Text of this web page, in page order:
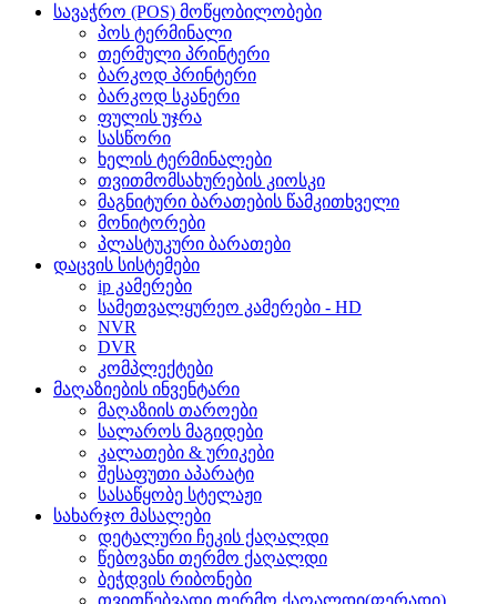
სავაჭრო (POS) მოწყობილობები
პოს ტერმინალი
თერმული პრინტერი
ბარკოდ პრინტერი
ბარკოდ სკანერი
ფულის უჯრა
სასწორი
ხელის ტერმინალები
თვითმომსახურების კიოსკი
მაგნიტური ბარათების წამკითხველი
მონიტორები
პლასტუკური ბარათები
დაცვის სისტემები
ip კამერები
სამეთვალყურეო კამერები - HD
NVR
DVR
კომპლექტები
მაღაზიების ინვენტარი
მაღაზიის თაროები
სალაროს მაგიდები
კალათები & ურიკები
შესაფუთი აპარატი
სასაწყობე სტელაჟი
სახარჯო მასალები
დეტალური ჩეკის ქაღალდი
წებოვანი თერმო ქაღალდი
ბეჭდვის რიბონები
თვითწებვადი თერმო ქაღალდი(ფერადი)